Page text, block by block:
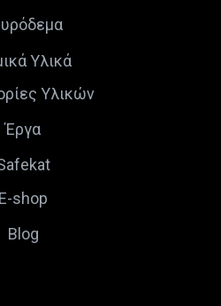
Υλικά
Υλικών
Έργα
E-shop
Blog